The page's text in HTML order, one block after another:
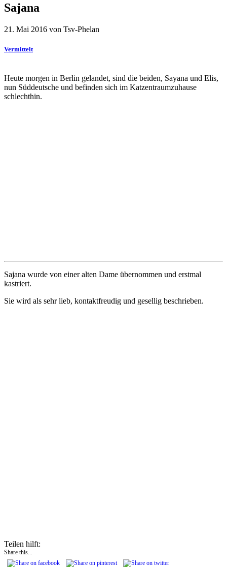
Sajana
21. Mai 2016 von Tsv-Phelan
Vermittelt
Heute morgen in Berlin gelandet, sind die beiden, Sayana und Elis,
nun Süddeutsche und befinden sich im Katzentraumzuhause
schlechthin.
Sajana wurde von einer alten Dame übernommen und erstmal
kastriert.
Sie wird als sehr lieb, kontaktfreudig und gesellig beschrieben.
Teilen hilft:
Share this...